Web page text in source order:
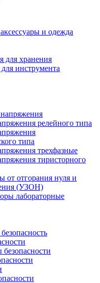
и одежда
для хранения
инструмента
релейного типа
типа
трехфазные
тиристорного
от отгорания нуля и
(УЗОН)
лабораторные